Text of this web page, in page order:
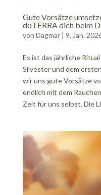
Gute Vorsätze
dōTERRA dich beim
von Dagmar| 9. Jan.
Es ist das jährliche
Silvester und dem
wir uns gute Vorsätze
endlich mit dem
Zeit für uns selbst. Die